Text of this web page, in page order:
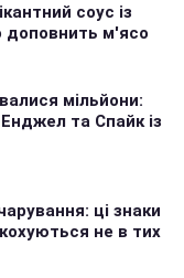
соус із
доповнить м'ясо
мільйони:
та Спайк із
ці знаки
не в тих